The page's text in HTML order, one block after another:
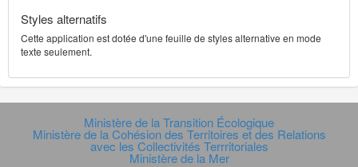
Styles alternatifs
Cette application est dotée d'une feuille de styles alternative en mode
texte seulement.
Ministère de la Transition Écologique
Ministère de la Cohésion des Territoires et des Relations
avec les Collectivités Terrritoriales
Ministère de la Mer